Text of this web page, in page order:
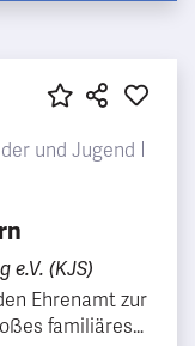
und Jugend
e.V. (KJS)
Ehrenamt zur
familiäres